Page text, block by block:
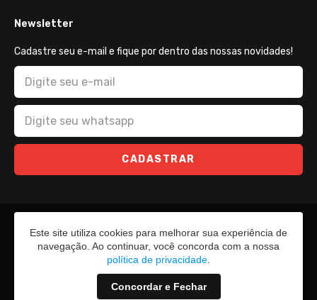
Newsletter
Cadastre seu e-mail e fique por dentro das nossas novidades!
CADASTRAR
Este site utiliza cookies para melhorar sua experiência de
navegação. Ao continuar, você concorda com a nossa
política de privacidade
Concordar e Fechar